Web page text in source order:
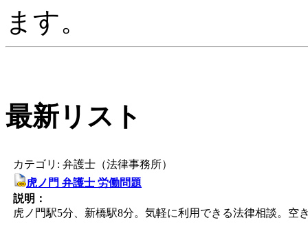
ます。
最新リスト
カテゴリ: 弁護士（法律事務所）
虎ノ門 弁護士 労働問題
説明：
虎ノ門駅5分、新橋駅8分。気軽に利用できる法律相談。空